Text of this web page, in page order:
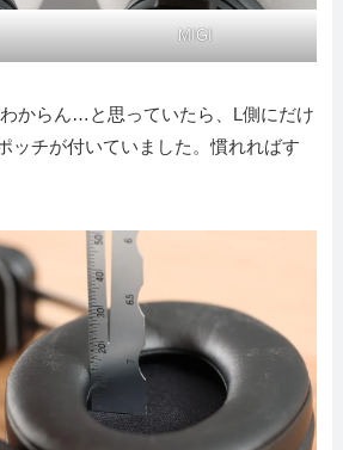
MIGI
からん…と思っていたら、L側にだけ
ッチが付いていました。慣れればす